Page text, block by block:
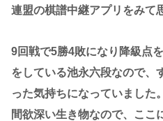
連盟の棋譜中継アプリをみて
9回戦で5勝4敗になり降級点
をしている池永六段なので、
った気持ちになっていました
間欲深い生き物なので、ここ